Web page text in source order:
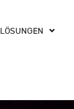
LÖSUNGEN